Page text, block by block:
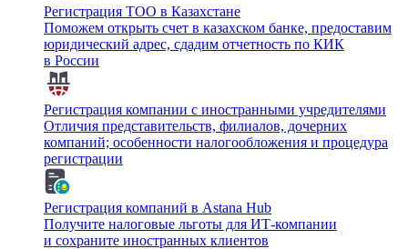
Регистрация ТОО в Казахстане
Поможем открыть счет в казахском банке, предоставим
юридический адрес, сдадим отчетность по КИК
в России
Регистрация компании с иностранными учредителями
Отличия представительств, филиалов, дочерних
компаний; особенности налогообложения и процедура
регистрации
Регистрация компаний в Astana Hub
Получите налоговые льготы для ИТ-компании
и сохраните иностранных клиентов